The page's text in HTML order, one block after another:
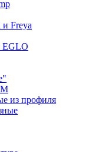
Freya
EGLO
из профиля